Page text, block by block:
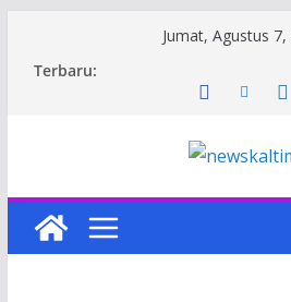
Jumat, Agustus 7,
Terbaru: